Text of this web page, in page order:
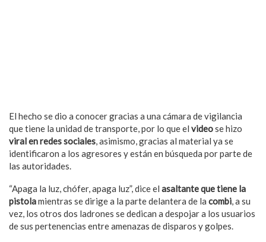
El hecho se dio a conocer gracias a una cámara de vigilancia
que tiene la unidad de transporte, por lo que el videose hizo
viral en redes sociales, asimismo, gracias al material ya se
identificaron a los agresores y están en búsqueda por parte de
las autoridades.
“Apaga la luz, chófer, apaga luz”, dice el asaltante que tiene la
pistolamientras se dirige a la parte delantera de la combi, a su
vez, los otros dos ladrones se dedican a despojar a los usuarios
de sus pertenencias entre amenazas de disparos y golpes.